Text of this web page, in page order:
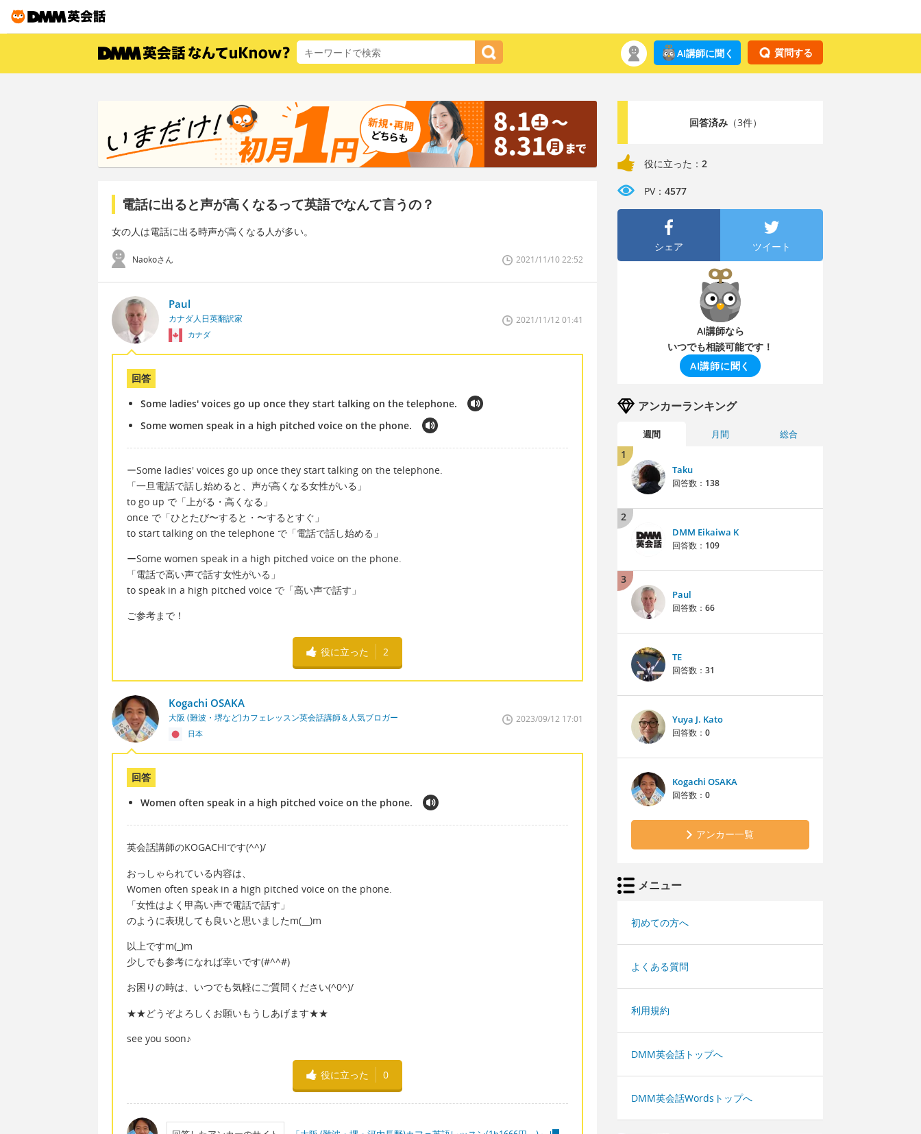
質問する
AI講師に聞く
電話に出ると声が高くなるって英語でなんて言うの？
女の人は電話に出る時声が高くなる人が多い。
Naokoさん 2021/11/10 22:52
Paul
カナダ人日英翻訳家
カナダ
2021/11/12 01:41
回答
Some ladies' voices go up once they start talking on the telephone.
Some women speak in a high pitched voice on the phone.
ーSome ladies' voices go up once they start talking on the telephone.
「一旦電話で話し始めると、声が高くなる女性がいる」
to go up で「上がる・高くなる」
once で「ひとたび〜すると・〜するとすぐ」
to start talking on the telephone で「電話で話し始める」
ーSome women speak in a high pitched voice on the phone.
「電話で高い声で話す女性がいる」
to speak in a high pitched voice で「高い声で話す」
ご参考まで！
役に立った 2
Kogachi OSAKA
大阪 (難波・堺など)カフェレッスン英会話講師＆人気ブロガー
日本
2023/09/12 17:01
回答
Women often speak in a high pitched voice on the phone.
英会話講師のKOGACHIです(^^)/
おっしゃられている内容は、
Women often speak in a high pitched voice on the phone.
「女性はよく甲高い声で電話で話す」
のように表現しても良いと思いましたm(__)m
以上ですm(_)m
少しでも参考になれば幸いです(#^^#)
お困りの時は、いつでも気軽にご質問ください(^0^)/
★★どうぞよろしくお願いもうしあげます★★
see you soon♪
役に立った 0
回答済み（3件）
役に立った： 2
PV： 4577
シェア ツイート
AI講師なら
いつでも相談可能です！
AI講師に聞く
アンカーランキング
週間 月間 総合
1
Taku
回答数： 138
2
DMM Eikaiwa K
回答数： 109
3
Paul
回答数： 66
TE
回答数： 31
Yuya J. Kato
回答数： 0
Kogachi OSAKA
回答数： 0
アンカー一覧
メニュー
初めての方へ
よくある質問
利用規約
DMM英会話トップへ
DMM英会話Wordsトップへ